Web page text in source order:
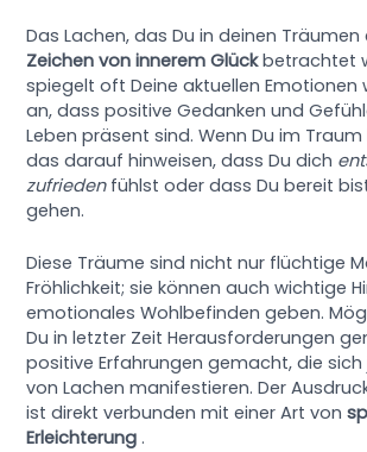
Das Lachen, das Du in deinen
Zeichen von innerem Glückbetrachtet
spiegelt oft Deine aktuellen Emotionen
an, dass positive Gedanken und
Leben präsent sind. Wenn Du im
das darauf hinweisen, dass Du dich
zufrieden fühlst oder dass Du bereit
gehen.
Diese Träume sind nicht nur flüchtige
Fröhlichkeit; sie können auch wichtige
emotionales Wohlbefinden geben.
Du in letzter Zeit Herausforderungen
positive Erfahrungen gemacht, die sich
von Lachen manifestieren. Der
ist direkt verbunden mit einer Art von
Erleichterung.